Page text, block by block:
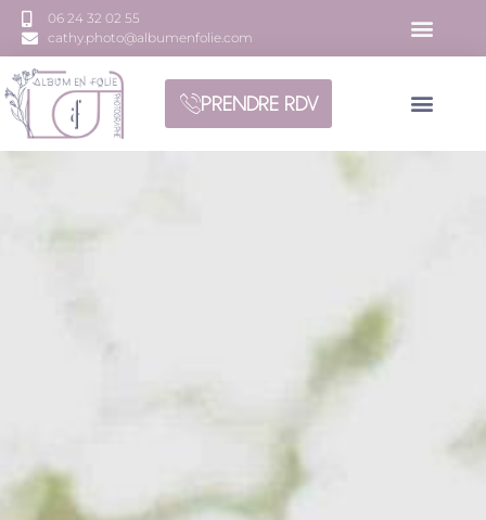
06 24 32 02 55
cathy.photo@albumenfolie.com
PRENDRE RDV